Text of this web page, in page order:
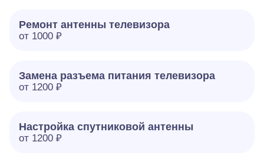
Ремонт антенны телевизора
от 1000 ₽
Замена разъема питания телевизора
от 1200 ₽
Настройка спутниковой антенны
от 1200 ₽